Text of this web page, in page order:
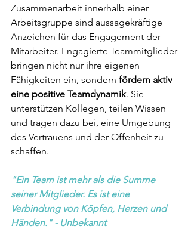
Zusammenarbeit innerhalb einer
Arbeitsgruppe sind aussagekräftige
Anzeichen für das Engagement der
Mitarbeiter. Engagierte Teammitglieder
bringen nicht nur ihre eigenen
Fähigkeiten ein, sondern fördern aktiv
eine positive Teamdynamik. Sie
unterstützen Kollegen, teilen Wissen
und tragen dazu bei, eine Umgebung
des Vertrauens und der Offenheit zu
schaffen.
"Ein Team ist mehr als die Summe
seiner Mitglieder. Es ist eine
Verbindung von Köpfen, Herzen und
Händen." - Unbekannt